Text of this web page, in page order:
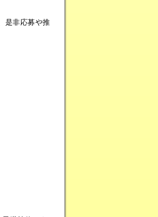
是非応募や推